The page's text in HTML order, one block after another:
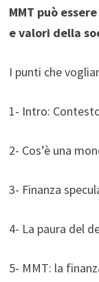
MMT può
e valori della
I punti che
1- Intro:
2- Cos’è una
3- Finanza
4- La paura del
5- MMT: la